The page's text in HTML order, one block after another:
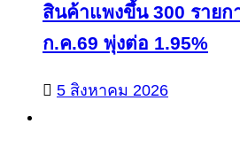
สินค้าแพงขึ้น 300 รายก
ก.ค.69 พุ่งต่อ 1.95%
5 สิงหาคม 2026